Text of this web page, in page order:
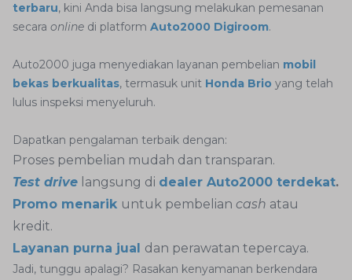
terbaru, kini Anda bisa langsung melakukan pemesanan
secara online di platform Auto2000 Digiroom.
Auto2000 juga menyediakan layanan pembelian mobil
bekas berkualitas, termasuk unit Honda Brio yang telah
lulus inspeksi menyeluruh.
Dapatkan pengalaman terbaik dengan:
Proses pembelian mudah dan transparan.
Test drive langsung di dealer Auto2000 terdekat.
Promo menarik untuk pembelian cash atau
kredit.
Layanan purna jual
dan perawatan tepercaya.
Jadi, tunggu apalagi? Rasakan kenyamanan berkendara